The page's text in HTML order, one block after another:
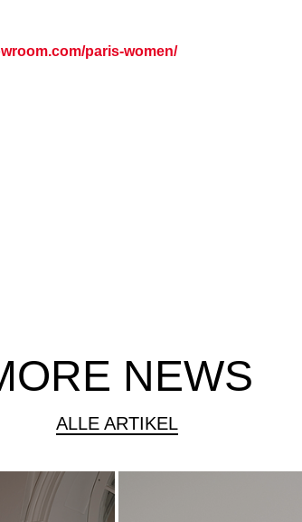
paris-women/
NEWS
ALLE ARTIKEL